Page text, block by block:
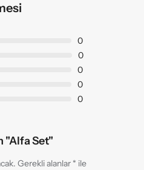
0
0
0
0
0
"Alfa Set"
Gerekli alanlar * ile